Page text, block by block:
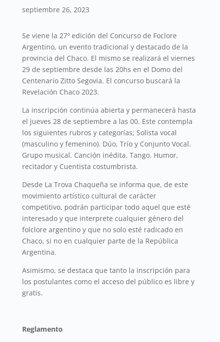
septiembre 26, 2023
Se viene la 27º edición del Concurso de Foclore
Argentino, un evento tradicional y destacado de la
provincia del Chaco. El mismo se realizará el viernes
29 de septiembre desde las 20hs en el Domo del
Centenario Zitto Segovia. El concurso buscará la
Revelación Chaco 2023.
La inscripción continúa abierta y permanecerá hasta
el jueves 28 de septiembre a las 00. Este contempla
los siguientes rubros y categorías; Solista vocal
(masculino y femenino). Dúo, Trío y Conjunto Vocal.
Grupo musical. Canción inédita. Tango. Humor,
recitador y Cuentista costumbrista.
Desde La Trova Chaqueña se informa que, de este
movimiento artístico cultural de carácter
competitivo, podrán participar todo aquel que esté
interesado y que interprete cualquier género del
folclore argentino y que no solo esté radicado en
Chaco, si no en cualquier parte de la República
Argentina.
Asimismo, se destaca que tanto la inscripción para
los postulantes como el acceso del público es libre y
gratis.
Reglamento